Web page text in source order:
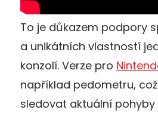
To je důkazem podpory
a unikátních vlastností
konzolí. Verze pro
například pedometru,
sledovat aktuální pohyby